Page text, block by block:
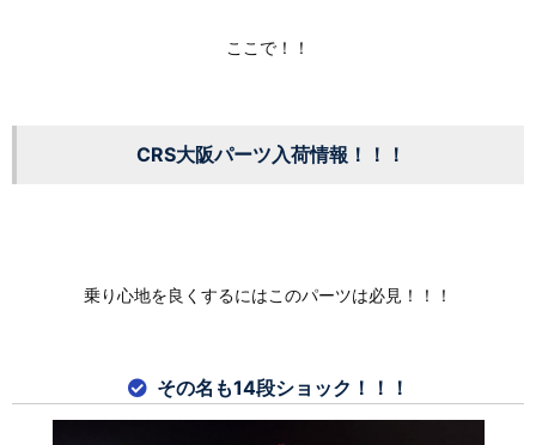
ここで！！
CRS大阪パーツ入荷情報！！！
乗り心地を良くするにはこのパーツは必見！！！
その名も14段ショック！！！